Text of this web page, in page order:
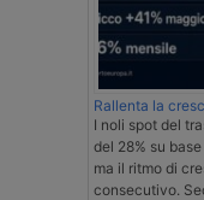
Rallenta la
I noli spot del
del 28% su
ma il ritmo di
consecutivo.